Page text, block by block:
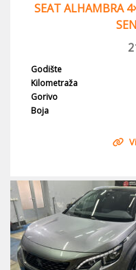
SEAT ALHAMBRA
Godište
Kilometraža
Gorivo
Boja